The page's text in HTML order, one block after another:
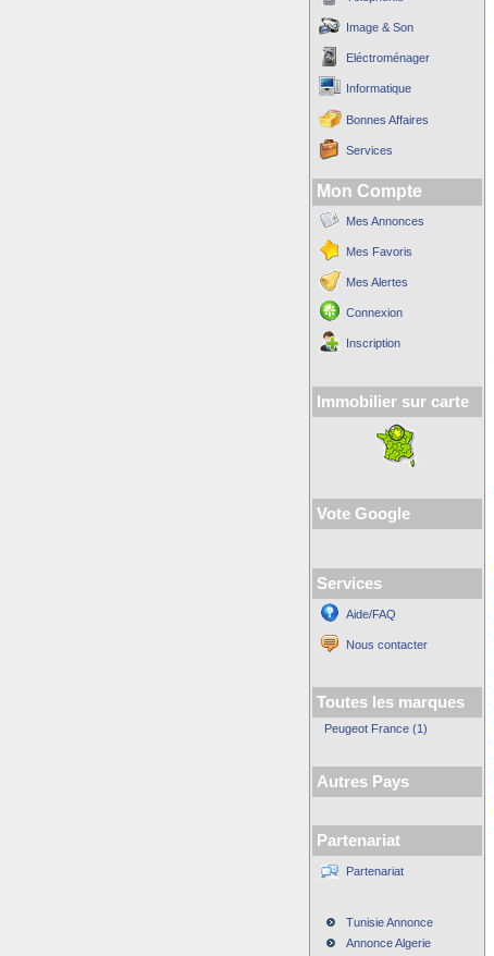
Image & Son
Eléctroménager
Informatique
Bonnes Affaires
Services
Mon Compte
Mes Annonces
Mes Favoris
Mes Alertes
Connexion
Inscription
Immobilier sur carte
Vote Google
Services
Aide/FAQ
Nous contacter
Toutes les marques
Peugeot France (1)
Autres Pays
Partenariat
Partenariat
Tunisie Annonce
Annonce Algerie